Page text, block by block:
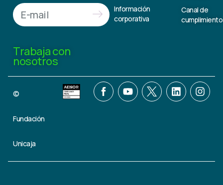
Trabaja con
nosotros
Información
corporativa
Canal de
cumplimiento
©
Fundación
Unicaja